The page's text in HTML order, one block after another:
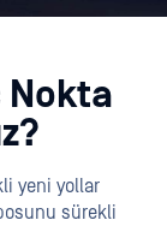
Nokta
yeni yollar
sürekli